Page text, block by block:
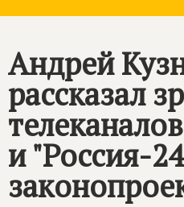
Контакты
Андрей
рассказал
и "Россия-